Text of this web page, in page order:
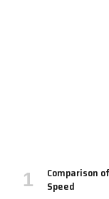
Comparison
Speed